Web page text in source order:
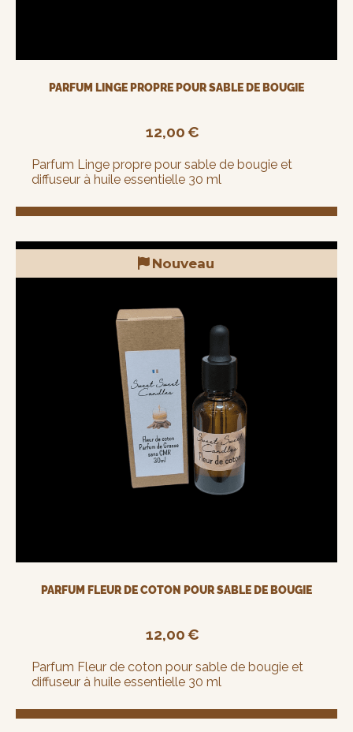
PARFUM LINGE PROPRE POUR SABLE DE BOUGIE
12,00€
Parfum Linge propre pour sable de bougie et
diffuseur à huile essentielle 30 ml
Nouveau
PARFUM FLEUR DE COTON POUR SABLE DE BOUGIE
12,00€
Parfum Fleur de coton pour sable de bougie et
diffuseur à huile essentielle 30 ml